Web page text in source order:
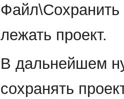
Файл\Сохранить
лежать проект.
В дальнейшем
сохранять